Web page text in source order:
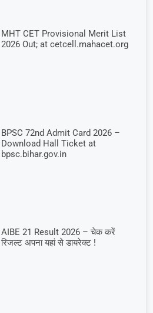
MHT CET Provisional Merit List
2026 Out; at cetcell.mahacet.org
BPSC 72nd Admit Card 2026 –
Download Hall Ticket at
bpsc.bihar.gov.in
AIBE 21 Result 2026 – चेक करें
रिजल्ट अपना यहां से डायरेक्ट !